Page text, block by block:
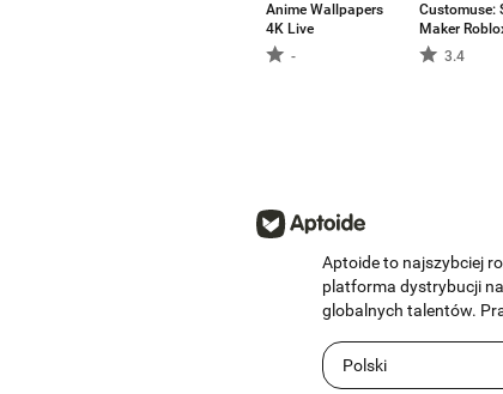
Anime Wallpapers
4K Live
-
Customuse:
Maker
3.4
Aptoide to najszybciej
platforma dystrybucji
globalnych talentów.
Polski